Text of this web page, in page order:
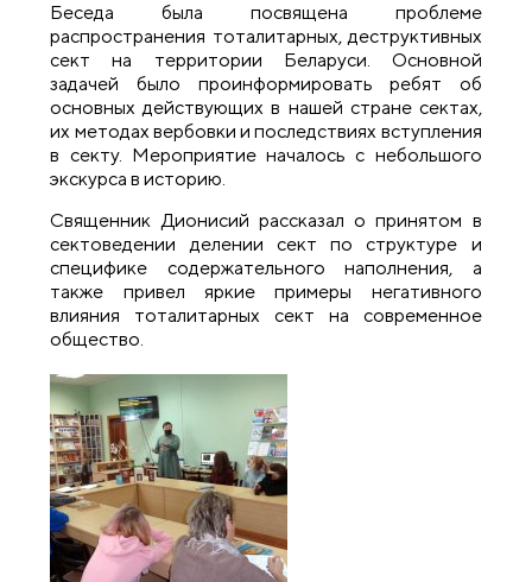
Беседа была посвящена проблеме
распространения тоталитарных, деструктивных
сект на территории Беларуси. Основной
задачей было проинформировать ребят об
основных действующих в нашей стране сектах,
их методах вербовки и последствиях вступления
в секту. Мероприятие началось с небольшого
экскурса в историю.
Священник Дионисий рассказал о принятом в
сектоведении делении сект по структуре и
специфике содержательного наполнения, а
также привел яркие примеры негативного
влияния тоталитарных сект на современное
общество.